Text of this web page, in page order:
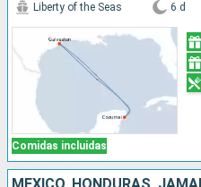
Comidas incluidas
Liberty of the Seas 6 d